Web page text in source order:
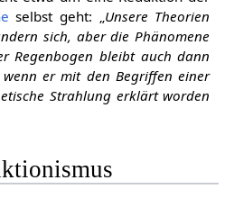
selbst geht: „Unsere Theorien
sich, aber die Phänomene
Regenbogen bleibt auch dann
er mit den Begriffen einer
Strahlung erklärt worden